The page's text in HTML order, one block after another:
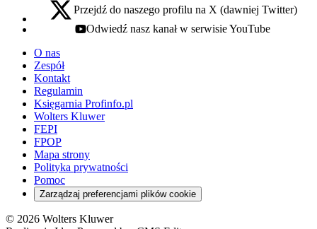
x - otwiera się w nowej karcie
Przejdź do naszego profilu na X (dawniej Twitter)
youtube - otwiera się w nowej karcie
Odwiedź nasz kanał w serwisie YouTube
O nas
Zespół
Kontakt
Regulamin
Księgarnia Profinfo.pl
Wolters Kluwer
FEPI
FPOP
Mapa strony
Polityka prywatności
Pomoc
Zarządzaj preferencjami plików cookie
© 2026 Wolters Kluwer